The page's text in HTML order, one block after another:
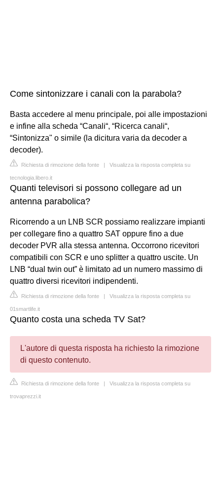
Come sintonizzare i canali con la parabola?
Basta accedere al menu principale, poi alle impostazioni
e infine alla scheda “Canali“, “Ricerca canali“,
“Sintonizza" o simile (la dicitura varia da decoder a
decoder).
Richiesta di rimozione della fonte | Visualizza la risposta completa su
tecnologia.libero.it
Quanti televisori si possono collegare ad un
antenna parabolica?
Ricorrendo a un LNB SCR possiamo realizzare impianti
per collegare fino a quattro SAT oppure fino a due
decoder PVR alla stessa antenna. Occorrono ricevitori
compatibili con SCR e uno splitter a quattro uscite. Un
LNB “dual twin out” è limitato ad un numero massimo di
quattro diversi ricevitori indipendenti.
Richiesta di rimozione della fonte | Visualizza la risposta completa su
01smartlife.it
Quanto costa una scheda TV Sat?
L'autore di questa risposta ha richiesto la rimozione
di questo contenuto.
Richiesta di rimozione della fonte | Visualizza la risposta completa su
trovaprezzi.it